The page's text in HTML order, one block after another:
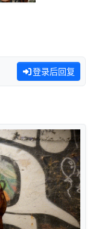
登录后回复